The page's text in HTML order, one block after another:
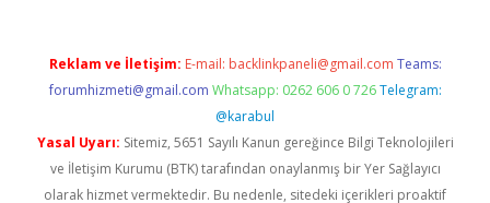
Reklam ve İletişim: E-mail: backlinkpaneli@gmail.com Teams:
forumhizmeti@gmail.com Whatsapp: 0262 606 0 726 Telegram:
@karabul
Yasal Uyarı: Sitemiz, 5651 Sayılı Kanun gereğince Bilgi Teknolojileri
ve İletişim Kurumu (BTK) tarafından onaylanmış bir Yer Sağlayıcı
olarak hizmet vermektedir. Bu nedenle, sitedeki içerikleri proaktif